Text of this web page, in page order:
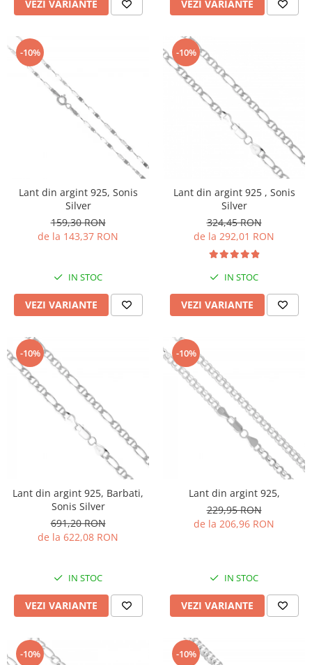
VEZI VARIANTE VEZI VARIANTE
-10%
Lant din argint 925, Sonis
Silver
159,30 RON
de la 143,37 RON
IN STOC
VEZI VARIANTE
-10%
Lant din argint 925 , Sonis
Silver
324,45 RON
de la 292,01 RON
IN STOC
VEZI VARIANTE
-10%
Lant din argint 925, Barbati,
Sonis Silver
691,20 RON
de la 622,08 RON
IN STOC
VEZI VARIANTE
-10%
Lant din argint 925,
229,95 RON
de la 206,96 RON
IN STOC
VEZI VARIANTE
-10% -10%